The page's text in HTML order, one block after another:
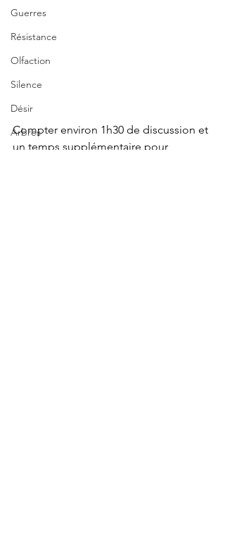
Guerres
Résistance
Olfaction
Silence
Désir
Arbres
Compter environ 1h30 de discussion et
un temps supplémentaire pour